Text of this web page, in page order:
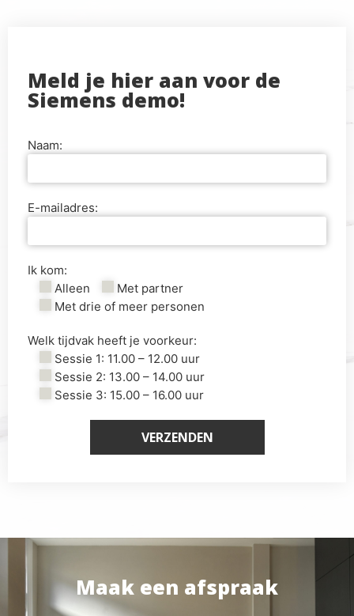
Meld je hier aan voor de
Siemens demo!
Naam:
E-mailadres:
Ik kom:
Alleen
Met partner
Met drie of meer personen
Welk tijdvak heeft je voorkeur:
Sessie 1: 11.00 – 12.00 uur
Sessie 2: 13.00 – 14.00 uur
Sessie 3: 15.00 – 16.00 uur
Maak een afspraak